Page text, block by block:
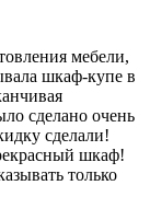
мебели,
шкаф-купе в
сделано очень
сделали!
шкаф!
только